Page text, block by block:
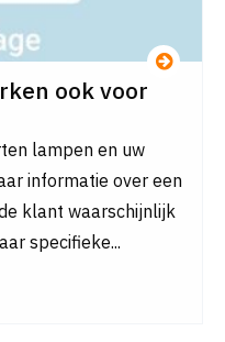
ook voor
lampen en uw
informatie over een
klant waarschijnlijk
specifieke...